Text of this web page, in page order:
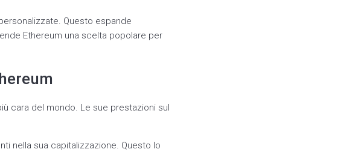
Questo espande
Ethereum una scelta popolare per
cara del mondo. Le sue prestazioni sul
nella sua capitalizzazione. Questo lo